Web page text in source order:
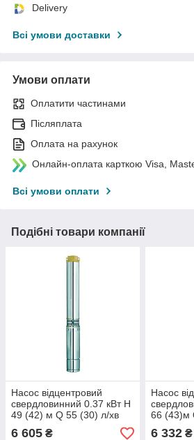
Delivery
Всі умови доставки
Умови оплати
Оплатити частинами
Післяплата
Оплата на рахунок
Онлайн-оплата карткою Visa,
Всі умови оплати
Подібні товари компанії
Насос відцентровий
свердловинний 0.37 кВт H
49 (42) м Q 55 (30) л/хв
Ø102 мм (кабель 35 м)
AQUATICA (DONGYIN)
6 605 ₴
Насос
66 (43)м
Ø66 мм
6 332₴